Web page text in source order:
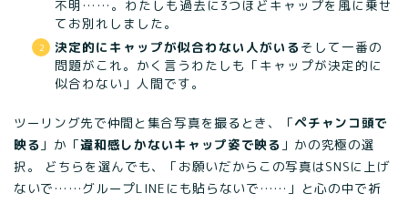
不明……。わたしも過去に3つほどキャップを風に乗せ
てお別れしました。
決定的にキャップが似合わない人がいる そして一番の
問題がこれ。かく言うわたしも「キャップが決定的に
似合わない」人間です。
ツーリング先で仲間と集合写真を撮るとき、「ペチャンコ頭で
映る 」か「違和感しかないキャップ姿で映る 」かの究極の選
択。 どちらを選んでも、「お願いだからこの写真はSNSに上げ
ないで……グループLINEにも貼らないで……」と心の中で祈